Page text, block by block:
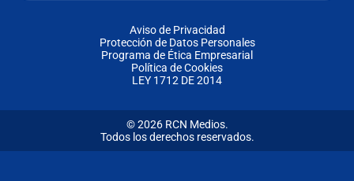
Aviso de Privacidad
Protección de Datos Personales
Programa de Ética Empresarial
Política de Cookies
LEY 1712 DE 2014
© 2026 RCN Medios.
Todos los derechos reservados.